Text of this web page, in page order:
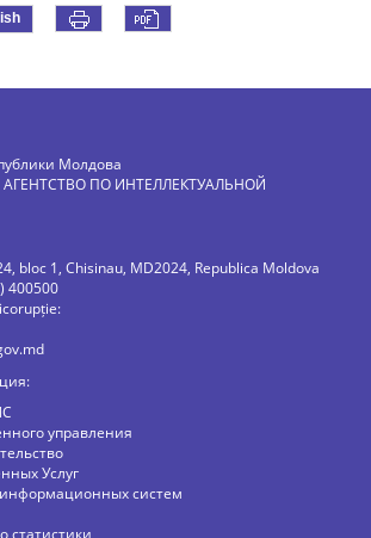
Молдова
ПО ИНТЕЛЛЕКТУАЛЬНОЙ
bloc 1, Chisinau, MD2024, Republica Moldova
400500
управления
Услуг
информационных систем
статистики